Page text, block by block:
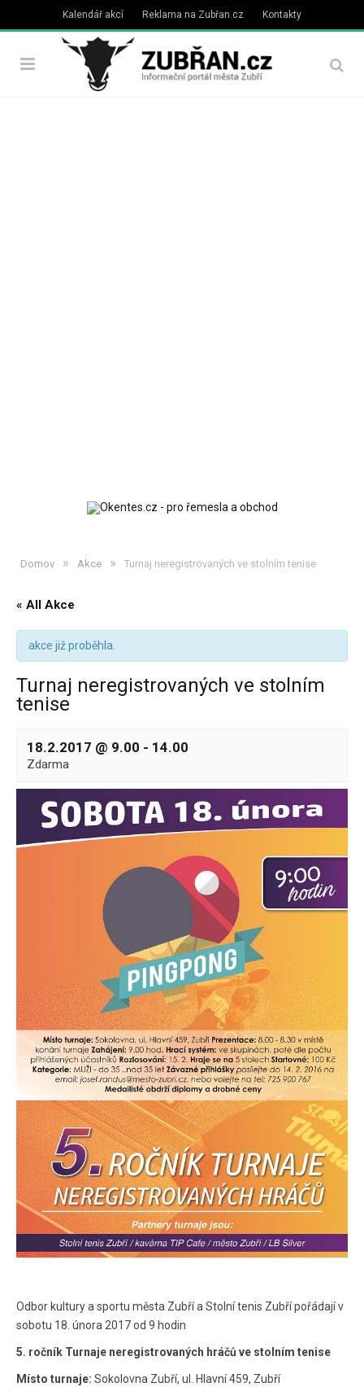
Kalendář akcí Reklama na Zubřan.cz Kontakty
Domov » Akce » Turnaj neregistrovaných ve stolním tenise
« All Akce
akce již proběhla.
Turnaj neregistrovaných ve stolním
tenise
18.2.2017 @ 9.00 - 14.00
Zdarma
Odbor kultury a sportu města Zubří a Stolní tenis Zubří pořádají v
sobotu 18. února 2017 od 9 hodin
5. ročník Turnaje neregistrovaných hráčů ve stolním tenise
Místo turnaje: Sokolovna Zubří, ul. Hlavní 459, Zubří